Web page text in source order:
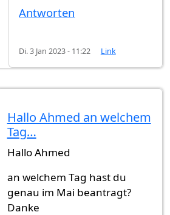
Antworten
Di. 3 Jan 2023 - 11:22 Link
Hallo Ahmed an welchem
Tag…
Hallo Ahmed
an welchem Tag hast du
genau im Mai beantragt?
Danke